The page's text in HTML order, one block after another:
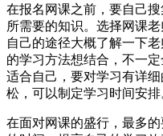
在报名网课之前，要自己
所需要的知识。选择网课
自己的途径大概了解一下
的学习方法想结合，不一
适合自己，要对学习有详
松，可以制定学习时间安排
在面对网课的盛行，最多